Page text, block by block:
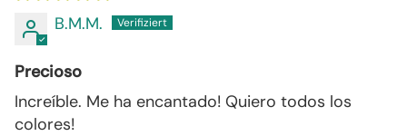
B.M.M.
Precioso
Increíble. Me ha encantado! Quiero todos los
colores!